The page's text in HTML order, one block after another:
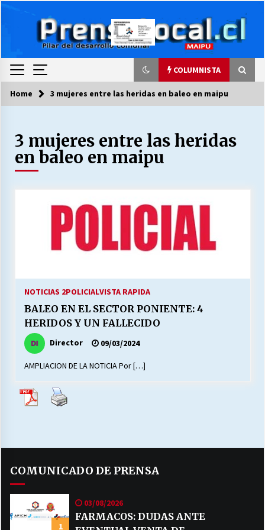
COLUMNISTA
COLUMNISTA
Ya se ordenaron las cuentas de luz… ¿Y
cuándo van a bajar?
03/08/2026
LA DC POR SIEMPRE.RECORDANDO 69 AÑOS DE
28/07/2026
“ORGULLOSOS DE SER DC” SALUDA EL
CUMPLEAÑOS 69
LABORAL:
13/07/2026
25/06/2026
16/06/2026
MUNICIPALIDADES, HONORARIOS, DESPIDOS
28/05/2026
Home 3 mujeres entre las heridas en baleo en maipu
3 mujeres entre las heridas
en baleo en maipu
NOTICIAS 2POLICIALVISTA RAPIDA
BALEO EN EL SECTOR PONIENTE: 4
HERIDOS Y UN FALLECIDO
Director 09/03/2024
AMPLIACION DE LA NOTICIA Por […]
COMUNICADO DE PRENSA
1
03/08/2026
FARMACOS: DUDAS ANTE